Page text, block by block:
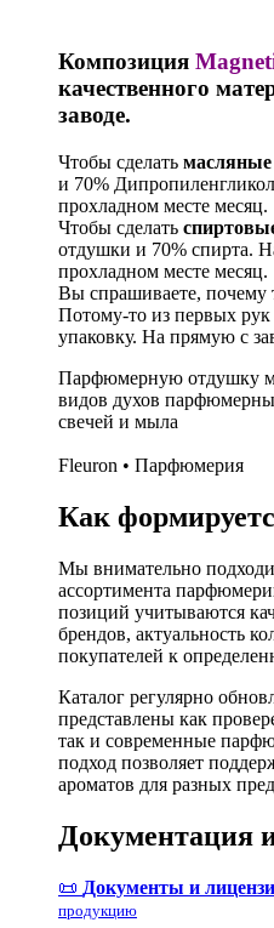
Композиция
качественного
заводе.
Чтобы сделать масляные
и 70%
прохладном месте месяц.
Чтобы сделать
отдушки и 70% спирта.
прохладном месте месяц.
Вы спрашиваете, почему
Потому-то из первых рук
упаковку. На прямую с
Парфюмерную отдушку
видов духов
свечей и мыла
Fleuron • Парфюмерия
Как
Мы внимательно
ассортимента
позиций учитываются
брендов, актуальность
покупателей к
Каталог регулярно
представлены как
так и современные
подход позволяет
ароматов для разных
Документация
📜 Документы и
продукцию